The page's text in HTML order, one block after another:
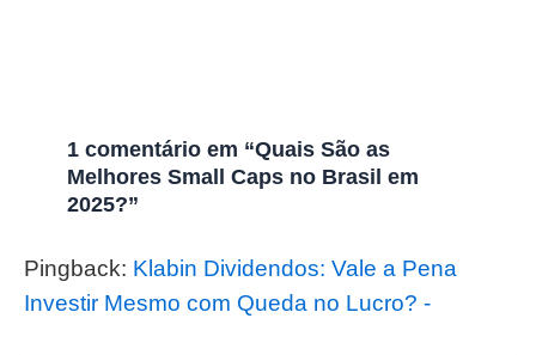
1 comentário em “Quais São as
Melhores Small Caps no Brasil em
2025?”
Pingback: Klabin Dividendos: Vale a Pena
Investir Mesmo com Queda no Lucro? -